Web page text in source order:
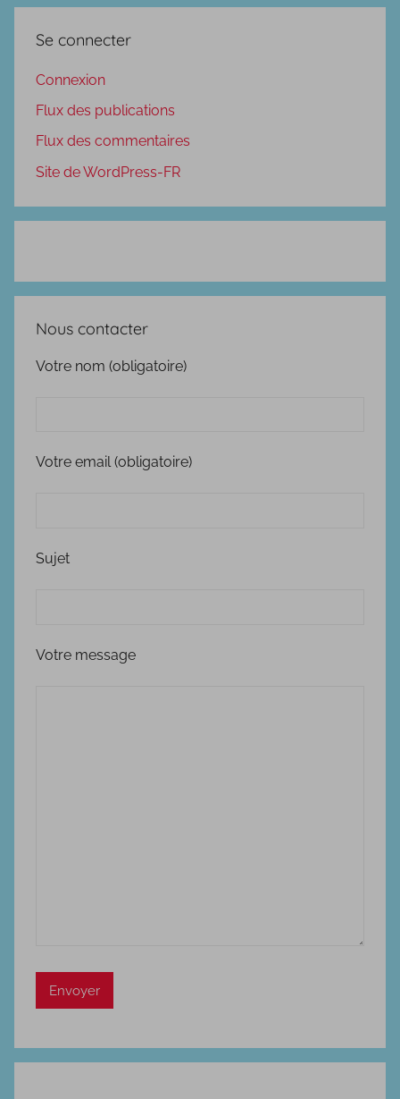
Se connecter
Connexion
Flux des publications
Flux des commentaires
Site de WordPress-FR
Nous contacter
Votre nom (obligatoire)
Votre email (obligatoire)
Sujet
Votre message